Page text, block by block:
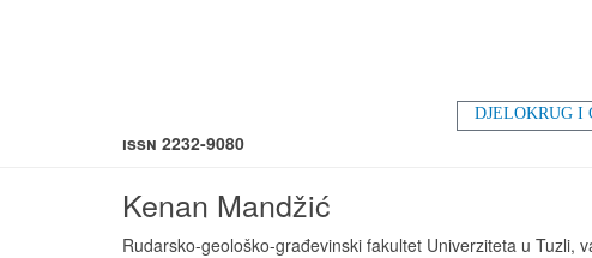
DJELOKRUG I
ISSN 2232-9080
Kenan Mandžić
Rudarsko-geološko-građevinski fakultet Univerziteta u Tuzli,